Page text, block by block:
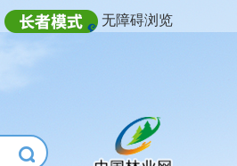
无障碍浏览